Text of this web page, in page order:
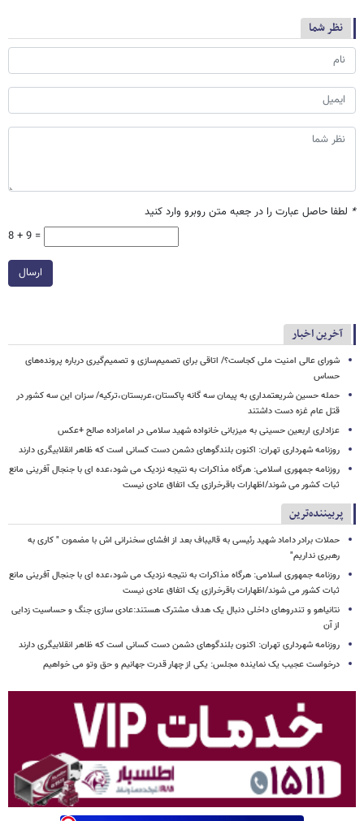
نظر شما
* لطفا حاصل عبارت را در جعبه متن روبرو وارد کنید
8 + 9 =
ارسال
آخرین اخبار
شورای عالی امنیت ملی کجاست؟/ اتاقی برای تصمیم‌سازی و تصمیم‌گیری درباره پرونده‌های
حساس
حمله حسین شریعتمداری به پیمان سه گانه پاکستان،عربستان،ترکیه/ سزان این سه کشور در
قتل عام غزه دست داشتند
عزاداری اربعین حسینی به میزبانی خانواده شهید سلامی در امامزاده صالح +عکس
روزنامه شهرداری تهران: اکنون بلندگوهای دشمن دست کسانی است که ظاهر انقلابیگری دارند
روزنامه جمهوری اسلامی: هرگاه مذاکرات به نتیجه نزدیک می شود،عده ای با جنجال آفرینی مانع
ثبات کشور می شوند/اظهارات باقرخرازی یک اتفاق عادی نیست
پربیننده‌ترین
حملات برادر داماد شهید رئیسی به قالیباف بعد از افشای سخنرانی اش با مضمون " کاری به
رهبری نداریم"
روزنامه جمهوری اسلامی: هرگاه مذاکرات به نتیجه نزدیک می شود،عده ای با جنجال آفرینی مانع
ثبات کشور می شوند/اظهارات باقرخرازی یک اتفاق عادی نیست
نتانیاهو و تندروهای داخلی دنبال یک هدف مشترک هستند:عادی سازی جنگ و حساسیت زدایی
از آن
روزنامه شهرداری تهران: اکنون بلندگوهای دشمن دست کسانی است که ظاهر انقلابیگری دارند
درخواست عجیب یک نماینده مجلس: یکی از چهار قدرت جهانیم و حق وتو می خواهیم